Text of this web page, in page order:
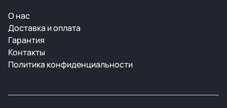
О нас
Доставка и оплата
Гарантия
Контакты
Политика конфиденциальности